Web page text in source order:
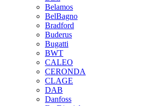
Belamos
BelBagno
Bradford
Buderus
Bugatti
BWT
CALEO
CERONDA
CLAGE
DAB
Danfoss